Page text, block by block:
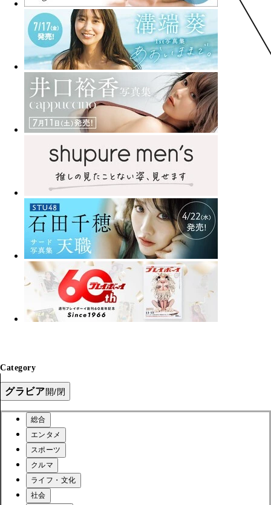
Category
グラビア開/閉
総合
エンタメ
スポーツ
クルマ
ライフ・文化
社会